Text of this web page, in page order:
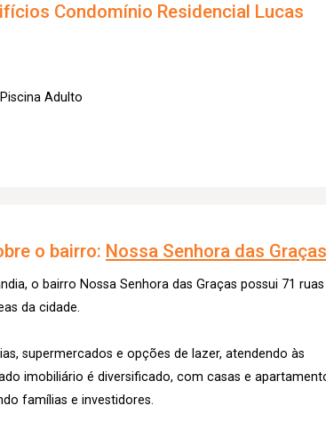
Condomínio Residencial Lucas
Piscina Adulto
o bairro: Nossa Senhora das Graças
o bairro Nossa Senhora das Graças possui 71 ruas
da cidade.
supermercados e opções de lazer, atendendo às
imobiliário é diversificado, com casas e
famílias e investidores.